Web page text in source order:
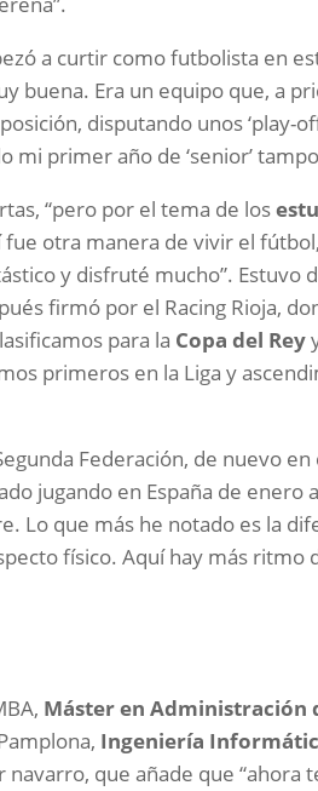
a curtir como futbolista en
buena. Era un equipo que, a
disputando unos ‘play-
mi primer año de ‘senior’
“pero por el tema de los
fue otra manera de vivir el
y disfruté mucho”. Estuvo
firmó por el Racing Rioja,
para la Copa del Rey
primeros en la Liga y
Federación, de nuevo en
jugando en España de enero
Lo que más he notado es la
físico. Aquí hay más ritmo
Máster en Administración
Ingeniería
que añade que “ahora